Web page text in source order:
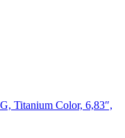
Titanium Color, 6,83″,